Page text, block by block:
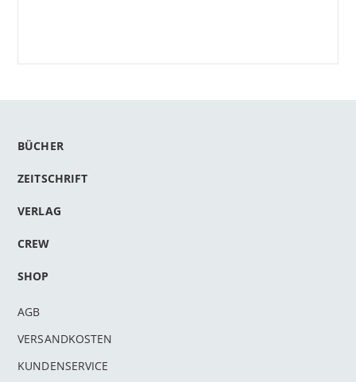
BÜCHER
ZEITSCHRIFT
VERLAG
CREW
SHOP
AGB
VERSANDKOSTEN
KUNDENSERVICE